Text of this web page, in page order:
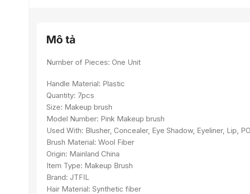
Mô tả
Number of Pieces: One Unit
Handle Material: Plastic
Quantity: 7pcs
Size: Makeup brush
Model Number: Pink Makeup brush
Used With: Blusher, Concealer, Eye Shadow, Eyeliner, Lip,
Brush Material: Wool Fiber
Origin: Mainland China
Item Type: Makeup Brush
Brand: JTFIL
Hair Material: Synthetic fiber